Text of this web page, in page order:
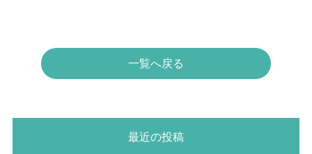
一覧へ戻る
最近の投稿